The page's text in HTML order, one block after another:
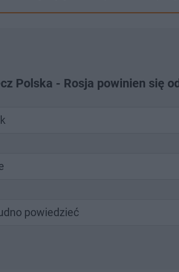
Polska - Rosja powinien się
powiedzieć